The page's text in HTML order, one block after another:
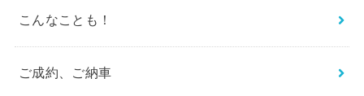
こんなことも！
ご成約、ご納車